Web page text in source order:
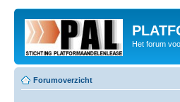
Het forum
Forumoverzicht